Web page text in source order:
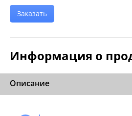
Заказать
Информация о
Описание